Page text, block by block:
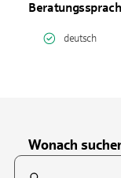
deutsch
Wonach
Suchfeld